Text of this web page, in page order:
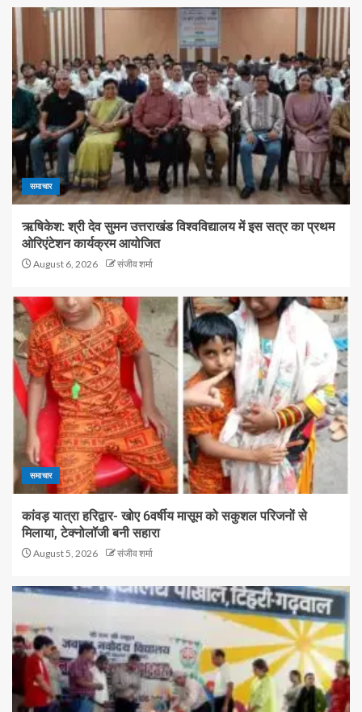
समाचार
ऋषिकेश: श्री देव सुमन उत्तराखंड विश्वविद्यालय में इस सत्र का प्रथम
ओरिएंटेशन कार्यक्रम आयोजित
August 6, 2026 संजीव शर्मा
समाचार
कांवड़ यात्रा हरिद्वार- खोए 6वर्षीय मासूम को सकुशल परिजनों से
मिलाया, टेक्नोलॉजी बनी सहारा
August 5, 2026 संजीव शर्मा